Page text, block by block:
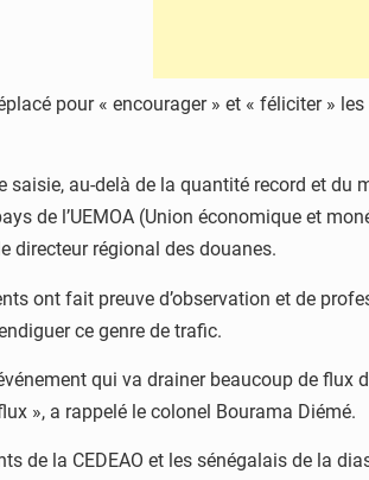
pour « encourager » et « féliciter »
au-delà de la quantité record et du
de l’UEMOA (Union économique et
le directeur régional des douanes.
ont fait preuve d’observation et de
ce genre de trafic.
qui va drainer beaucoup de
», a rappelé le colonel Bourama Diémé.
de la CEDEAO et les sénégalais de la